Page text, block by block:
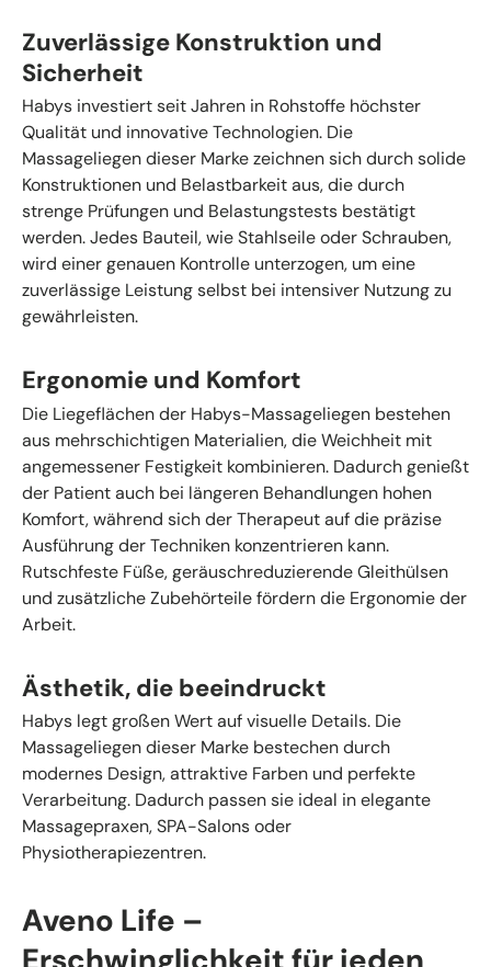
Zuverlässige Konstruktion und
Sicherheit
Habys investiert seit Jahren in Rohstoffe höchster
Qualität und innovative Technologien. Die
Massageliegen dieser Marke zeichnen sich durch solide
Konstruktionen und Belastbarkeit aus, die durch
strenge Prüfungen und Belastungstests bestätigt
werden. Jedes Bauteil, wie Stahlseile oder Schrauben,
wird einer genauen Kontrolle unterzogen, um eine
zuverlässige Leistung selbst bei intensiver Nutzung zu
gewährleisten.
Ergonomie und Komfort
Die Liegeflächen der Habys-Massageliegen bestehen
aus mehrschichtigen Materialien, die Weichheit mit
angemessener Festigkeit kombinieren. Dadurch genießt
der Patient auch bei längeren Behandlungen hohen
Komfort, während sich der Therapeut auf die präzise
Ausführung der Techniken konzentrieren kann.
Rutschfeste Füße, geräuschreduzierende Gleithülsen
und zusätzliche Zubehörteile fördern die Ergonomie der
Arbeit.
Ästhetik, die beeindruckt
Habys legt großen Wert auf visuelle Details. Die
Massageliegen dieser Marke bestechen durch
modernes Design, attraktive Farben und perfekte
Verarbeitung. Dadurch passen sie ideal in elegante
Massagepraxen, SPA-Salons oder
Physiotherapiezentren.
Aveno Life –